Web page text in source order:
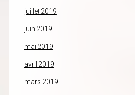
juillet 2019
juin 2019
mai 2019
avril 2019
mars 2019